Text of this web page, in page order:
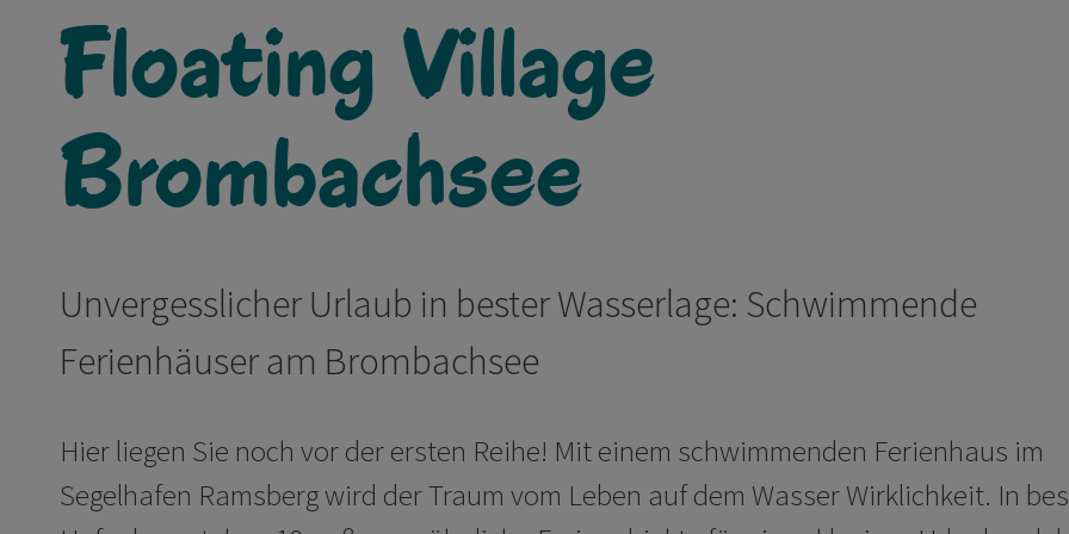
Floating Village
Brombachsee
Unvergesslicher Urlaub in bester Wasserlage: Schwimmende
Ferienhäuser am Brombachsee
Hier liegen Sie noch vor der ersten Reihe! Mit einem schwimmenden Ferienhaus im
Segelhafen Ramsberg wird der Traum vom Leben auf dem Wasser Wirklichkeit. In